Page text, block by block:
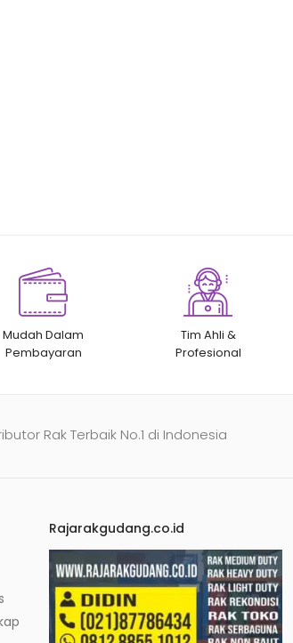
Mudah Dalam
Pembayaran
Tim Ahli &
Profesional
Rak Terbaik No.1 di Indonesia
Rajarakgudang.co.id